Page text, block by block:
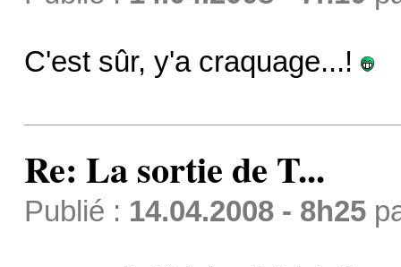
C'est sûr, y'a craquage...!
Re: La sortie de T...
Publié : 14.04.2008 - 8h25